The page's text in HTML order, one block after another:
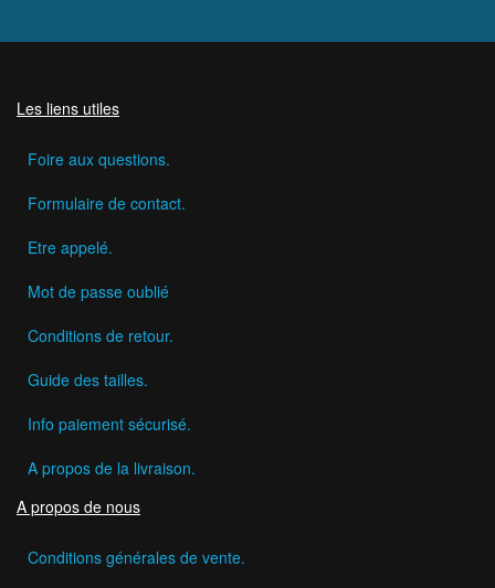
Les liens utiles
Foire aux questions.
Formulaire de contact.
Etre appelé.
Mot de passe oublié
Conditions de retour.
Guide des tailles.
Info paiement sécurisé.
A propos de la livraison.
A propos de nous
Conditions générales de vente.